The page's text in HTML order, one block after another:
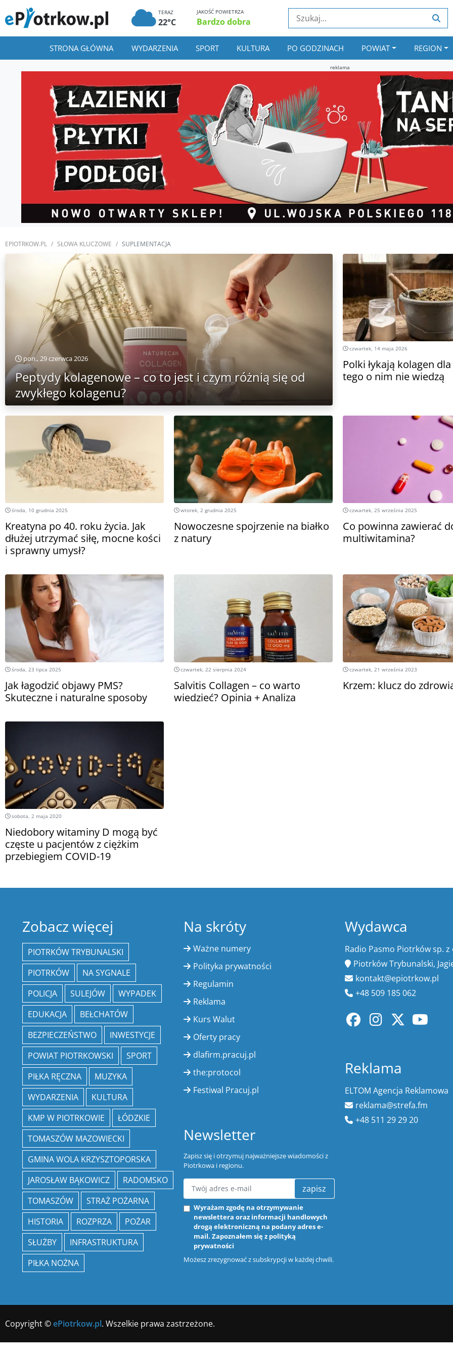
TERAZ
22°C
JAKOŚĆ POWIETRZA
Bardzo dobra
STRONA GŁÓWNA WYDARZENIA SPORT KULTURA PO GODZINACH POWIAT REGION
reklama
EPIOTRKOW.PL SŁOWA KLUCZOWE SUPLEMENTACJA
pon., 29 czerwca 2026
Peptydy kolagenowe – co to jest i czym różnią się od
zwykłego kolagenu?
czwartek, 14 maja 2026
Polki łykają kolagen
tego o nim nie wiedzą
środa, 10 grudnia 2025
Kreatyna po 40. roku życia. Jak
dłużej utrzymać siłę, mocne kości
i sprawny umysł?
wtorek, 2 grudnia 2025
Nowoczesne spojrzenie na białko
z natury
czwartek, 25 września 2025
Co powinna zawierać
multiwitamina?
środa, 23 lipca 2025
Jak łagodzić objawy PMS?
Skuteczne i naturalne sposoby
czwartek, 22 sierpnia 2024
Salvitis Collagen – co warto
wiedzieć? Opinia + Analiza
czwartek, 21 września 2023
Krzem: klucz do
sobota, 2 maja 2020
Niedobory witaminy D mogą być
częste u pacjentów z ciężkim
przebiegiem COVID-19
Zobacz więcej
PIOTRKÓW TRYBUNALSKI
PIOTRKÓW
NA SYGNALE
POLICJA
SULEJÓW
WYPADEK
EDUKACJA
BEŁCHATÓW
BEZPIECZEŃSTWO
INWESTYCJE
POWIAT PIOTRKOWSKI
SPORT
PIŁKA RĘCZNA
MUZYKA
WYDARZENIA
KULTURA
KMP W PIOTRKOWIE
ŁÓDZKIE
TOMASZÓW MAZOWIECKI
GMINA WOLA KRZYSZTOPORSKA
JAROSŁAW BĄKOWICZ
RADOMSKO
TOMASZÓW
STRAŻ POŻARNA
HISTORIA
ROZPRZA
POŻAR
SŁUŻBY
INFRASTRUKTURA
PIŁKA NOŻNA
Na skróty
Ważne numery
Polityka prywatności
Regulamin
Reklama
Kurs Walut
Oferty pracy
dlafirm.pracuj.pl
the:protocol
Festiwal Pracuj.pl
Newsletter
Zapisz się i otrzymuj najważniejsze wiadomości z
Piotrkowa i regionu.
zapisz
Wyrażam zgodę na otrzymywanie
newslettera oraz informacji handlowych
drogą elektroniczną na podany adres e-
mail. Zapoznałem się z polityką
prywatności
Możesz zrezygnować z subskrypcji w każdej chwili.
Wydawca
Radio Pasmo Piotrków sp. z
Piotrków Trybunalski,
kontakt@epiotrkow.pl
+48 509 185 062
Reklama
ELTOM Agencja Reklamowa
reklama@strefa.fm
+48 511 29 29 20
Copyright ©ePiotrkow.pl. Wszelkie prawa zastrzeżone.